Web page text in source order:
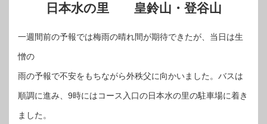
日本水の里 皇鈴山・登谷山
一週間前の予報では梅雨の晴れ間が期待できたが、当日は生
憎の
雨の予報で不安をもちながら外秩父に向かいました。バスは
順調に進み、9時にはコース入口の日本水の里の駐車場に着き
ました。